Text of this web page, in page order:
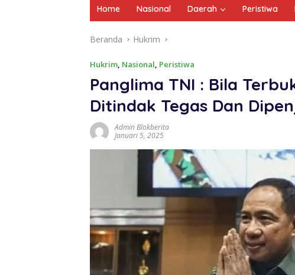
Home Nasional Daerah Peristiwa
Beranda Hukrim
Hukrim Nasional Peristiwa
Panglima TNI : Bila
Ditindak Tegas Dan
Admin Blokberita
Januari 5, 2025